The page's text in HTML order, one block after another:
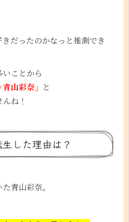
だったのかなっと推測でき
ことから
山彩奈」 と
ね！
した理由は？
青山彩奈。